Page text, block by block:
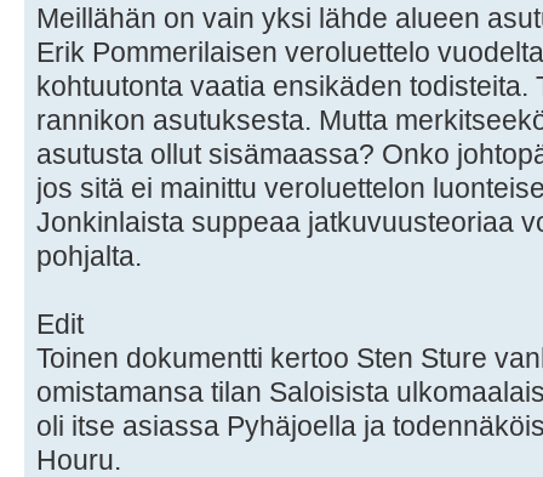
Meillähän on vain yksi lähde alueen
Erik Pommerilaisen veroluettelo
kohtuutonta vaatia ensikäden todisteita.
rannikon asutuksesta. Mutta
asutusta ollut sisämaassa? Onko
jos sitä ei mainittu veroluettelon
Jonkinlaista suppeaa jatkuvuusteoriaa
pohjalta.
Edit
Toinen dokumentti kertoo Sten Sture
omistamansa tilan Saloisista
oli itse asiassa Pyhäjoella ja
Houru.